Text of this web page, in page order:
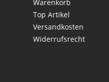
Warenkorb
Top Artikel
Versandkosten
Widerrufsrecht